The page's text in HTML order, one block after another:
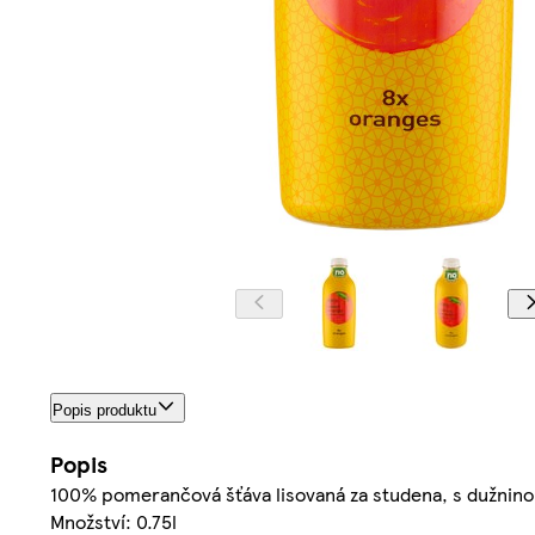
Popis produktu
Popis
100% pomerančová šťáva lisovaná za studena, s
Množství: 0.75l